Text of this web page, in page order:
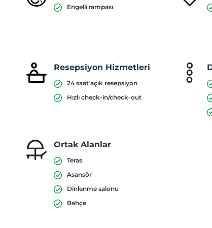
Engelli rampası
Resepsiyon Hizmetleri
24 saat açık resepsiyon
Hızlı check-in/check-out
Ortak Alanlar
Teras
Asansör
Dinlenme salonu
Bahçe